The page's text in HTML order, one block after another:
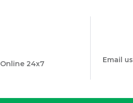
Online 24x7 Email us